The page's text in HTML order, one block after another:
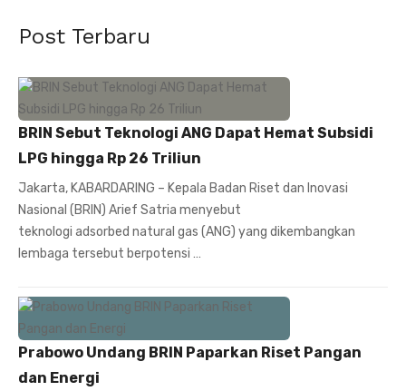
Post Terbaru
BRIN Sebut Teknologi ANG Dapat Hemat Subsidi
LPG hingga Rp 26 Triliun
Jakarta, KABARDARING – Kepala Badan Riset dan Inovasi
Nasional (BRIN) Arief Satria menyebut
teknologi adsorbed natural gas (ANG) yang dikembangkan
lembaga tersebut berpotensi …
Prabowo Undang BRIN Paparkan Riset Pangan
dan Energi